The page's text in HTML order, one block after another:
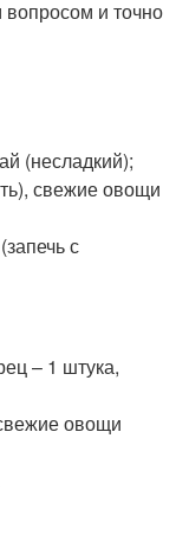
и точно
(несладкий);
свежие овощи
с
– 1 штука,
овощи